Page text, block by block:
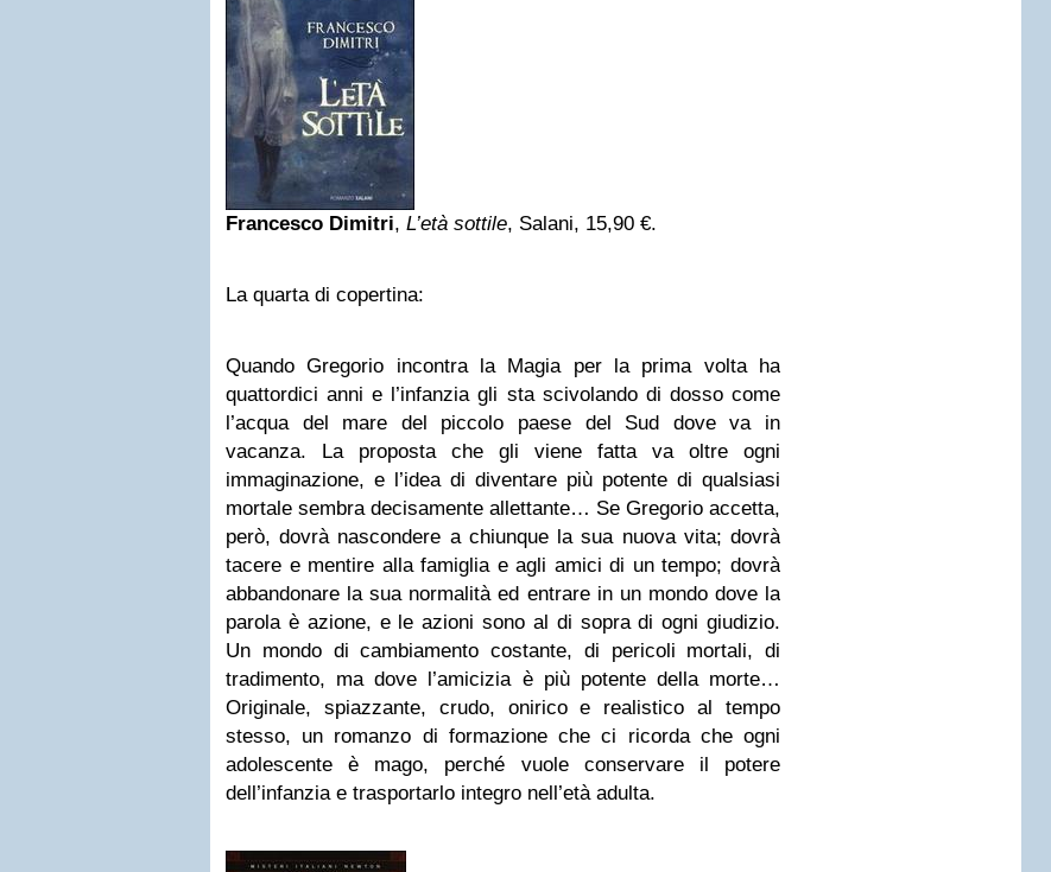
Francesco Dimitri, L’età sottile, Salani, 15,90 €.
La quarta di copertina:
Quando Gregorio incontra la Magia per la prima volta ha
quattordici anni e l’infanzia gli sta scivolando di dosso come
l’acqua del mare del piccolo paese del Sud dove va in
vacanza. La proposta che gli viene fatta va oltre ogni
immaginazione, e l’idea di diventare più potente di qualsiasi
mortale sembra decisamente allettante… Se Gregorio accetta,
però, dovrà nascondere a chiunque la sua nuova vita; dovrà
tacere e mentire alla famiglia e agli amici di un tempo; dovrà
abbandonare la sua normalità ed entrare in un mondo dove la
parola è azione, e le azioni sono al di sopra di ogni giudizio.
Un mondo di cambiamento costante, di pericoli mortali, di
tradimento, ma dove l’amicizia è più potente della morte…
Originale, spiazzante, crudo, onirico e realistico al tempo
stesso, un romanzo di formazione che ci ricorda che ogni
adolescente è mago, perché vuole conservare il potere
dell’infanzia e trasportarlo integro nell’età adulta.